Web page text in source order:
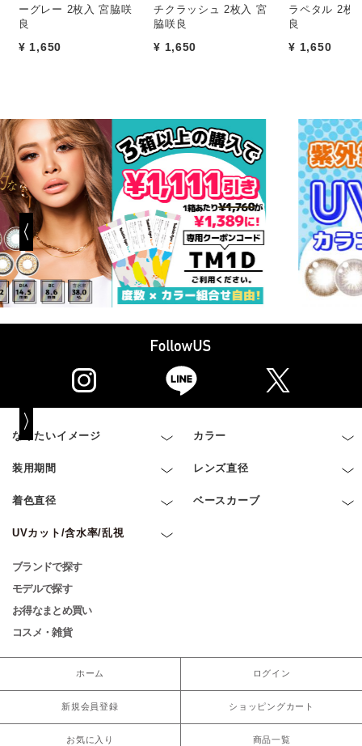
ーグレー 2枚入 宮脇咲
良
¥ 1,650
チクラッシュ 2枚入 宮
脇咲良
¥ 1,650
ラペタル 2枚
良
¥ 1,650
なりたいイメージ カラー
装用期間 レンズ直径
着色直径 ベースカーブ
UVカット/含水率/乱視
ブランドで探す
モデルで探す
お得なまとめ買い
コスメ・雑貨
ホーム ログイン
新規会員登録 ショッピングカート
お気に入り 商品一覧